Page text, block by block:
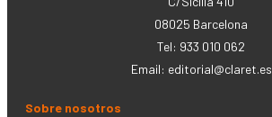
08025 Barcelona
Tel: 933 010 062
Email: editorial@claret.es
Sobre nosotros